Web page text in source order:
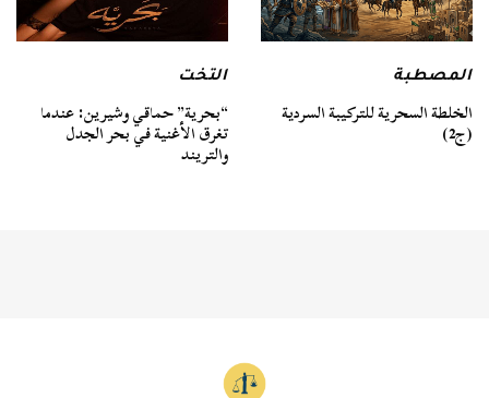
المصطبة
الخلطة السحرية للتركيبة السردية
(ج2)
التخت
“بحرية” حماقي وشيرين: عندما
تغرق الأغنية في بحر الجدل
والتريند